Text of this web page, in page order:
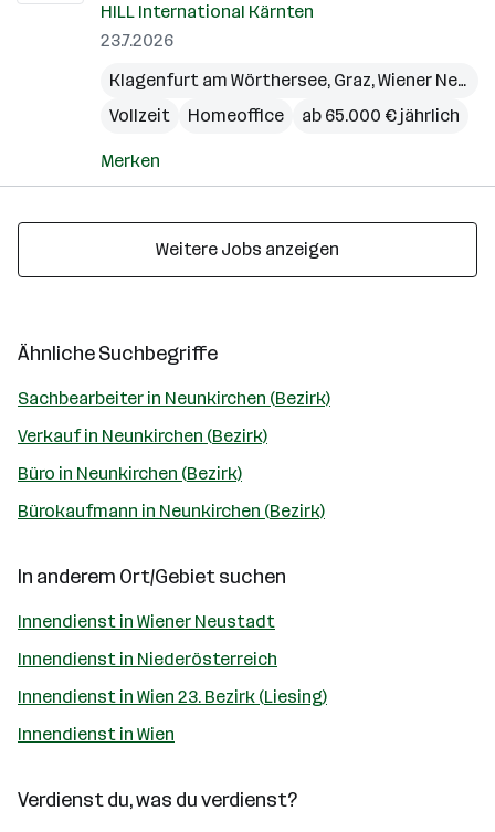
HILL International Kärnten
23.7.2026
Klagenfurt am Wörthersee, Graz,Wiener Neustadt
Vollzeit
Homeoffice ab 65.000 € jährlich
Merken
Weitere Jobs anzeigen
Ähnliche Suchbegriffe
Sachbearbeiter in Neunkirchen (Bezirk)
Verkauf in Neunkirchen (Bezirk)
Büro in Neunkirchen (Bezirk)
Bürokaufmann in Neunkirchen (Bezirk)
In anderem Ort/Gebiet suchen
Innendienst in Wiener Neustadt
Innendienst in Niederösterreich
Innendienst in Wien 23. Bezirk (Liesing)
Innendienst in Wien
Verdienst du, was du verdienst?